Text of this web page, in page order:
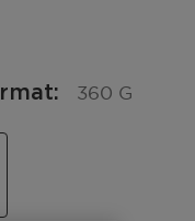
: 360 G